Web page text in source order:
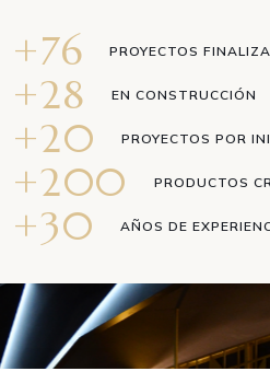
+76 PROYECTOS
+28 EN CONSTRUCCIÓN
+20 PROYECTOS POR
+200 PRODUCTOS
+30 AÑOS DE